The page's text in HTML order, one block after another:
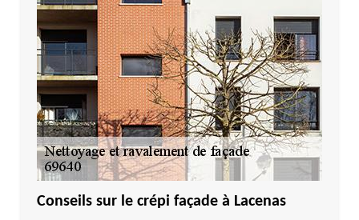
Conseils sur le crépi façade à Lacenas